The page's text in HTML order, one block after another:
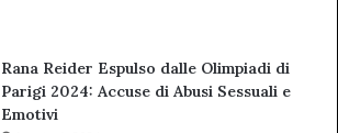
Rana Reider Espulso dalle Olimpiadi di
Parigi 2024: Accuse di Abusi Sessuali e
Emotivi